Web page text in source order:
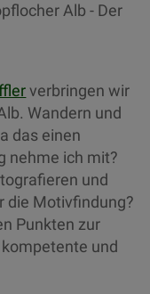
Alb - Der
verbringen wir
Wandern und
das einen
nehme ich mit?
und
die Motivfindung?
Punkten zur
und